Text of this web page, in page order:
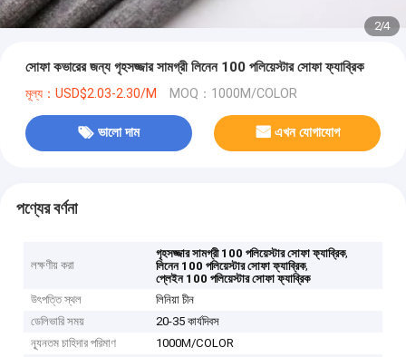
2/4
সোফা কভারের জন্য গৃহসজ্জার সামগ্রী লিনেন 100 পলিয়েস্টার সোফা ফ্যাব্রিক
মূল্য：USD$2.03-2.30/M MOQ：1000M/COLOR
ভালো দাম এখন যোগাযোগ
পণ্যের বর্ণনা
লক্ষণীয় করা
গৃহসজ্জার সামগ্রী 100 পলিয়েস্টার সোফা ফ্যাব্রিক,
লিনেন 100 পলিয়েস্টার সোফা ফ্যাব্রিক,
প্লেইন 100 পলিয়েস্টার সোফা ফ্যাব্রিক
উৎপত্তি স্থল
লিনিয়া চীন
ডেলিভারি সময়
20-35 কার্যদিবস
ন্যূনতম চাহিদার পরিমাণ
1000M/COLOR